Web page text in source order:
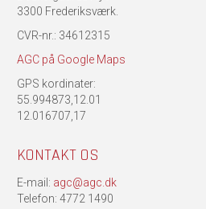
3300 Frederiksværk.
CVR-nr.: 34612315
AGC på Google Maps
GPS kordinater:
55.994873,12.01
12.016707,17
KONTAKT OS
E-mail: agc@agc.dk
Telefon: 4772 1490